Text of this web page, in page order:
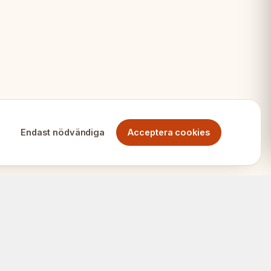
Endast nödvändiga Acceptera cookies